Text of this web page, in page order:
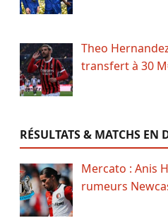
Theo
transfert à 30
RÉSULTATS & MATCHS EN
Mercato : Anis
rumeurs